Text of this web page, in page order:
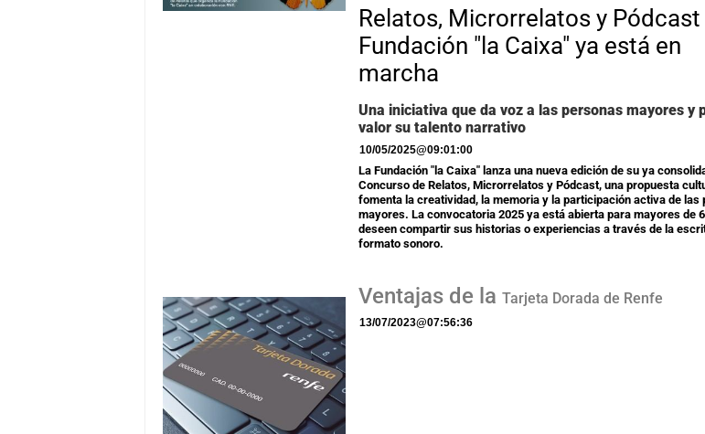
Relatos, Microrrelatos y Pódcast
Fundación "la Caixa" ya está en
marcha
Una iniciativa que da voz a las personas mayores y
valor su talento narrativo
10/05/2025@09:01:00
La Fundación "la Caixa" lanza una nueva edición de su ya
Concurso de Relatos, Microrrelatos y Pódcast, una propuesta
fomenta la creatividad, la memoria y la participación activa de las
mayores. La convocatoria 2025 ya está abierta para mayores de
deseen compartir sus historias o experiencias a través de la
formato sonoro.
Ventajas de laTarjeta Dorada de Renfe
13/07/2023@07:56:36